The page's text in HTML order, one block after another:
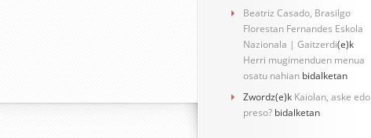
Beatriz Casado, Brasilgo
Florestan Fernandes Eskola
Nazionala | Gaitzerdi(e)k
Herri mugimenduen menua
osatu nahian bidalketan
Zwordz(e)k Kaiolan, aske edo
preso? bidalketan